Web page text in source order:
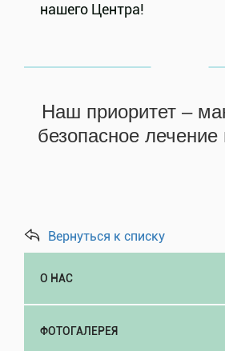
нашего Центра!
Наш приоритет –
безопасное лечение
Вернуться к списку
О НАС
ФОТОГАЛЕРЕЯ